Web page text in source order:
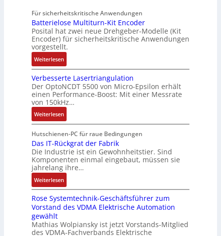
M
L
3
f
ü
r
s
i
c
h
e
r
e
E
n
t
w
i
c
k
l
u
n
g
o
b
o
t
,
3
M
i
l
l
i
o
n
e
n
A
r
b
e
i
t
s
k
r
ä
f
t
e
u
t
o
m
a
t
i
o
n
e
x
p
a
n
d
i
e
r
t
f
t
r
a
g
s
e
i
n
g
a
n
g
i
m
M
a
s
c
h
i
n
e
n
Für sicherheitskritische Anwendungen
Batterielose Multiturn-Kit Encoder
Posital hat zwei neue Drehgeber-Modelle (Kit
Encoder) für sicherheitskritische Anwendungen
vorgestellt.
Weiterlesen:
B
a
t
t
e
r
i
e
l
o
s
e
M
u
l
t
t
Verbesserte Lasertriangulation
Der OptoNCDT 5500 von Micro-Epsilon erhält
einen Performance-Boost: Mit einer Messrate
von 150kHz…
Weiterlesen:
V
e
r
b
e
s
s
e
r
t
L
Hutschienen-PC für raue Bedingungen
Das IT-Rückgrat der Fabrik
Die Industrie ist ein Gewohnheitstier. Sind
Komponenten einmal eingebaut, müssen sie
jahrelang ihre…
Weiterlesen:
D
a
s
T
Rose Systemtechnik-Geschäftsführer zum
Vorstand des VDMA Elektrische Automation
gewählt
Mathias Wolpiansky ist jetzt Vorstands-Mitglied
des VDMA-Fachverbands Elektrische